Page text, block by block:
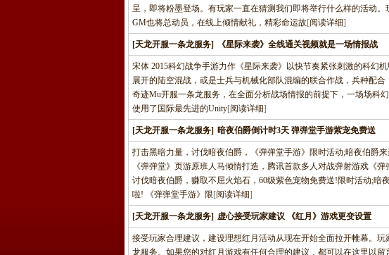
呈，即将粉墨登场。有玩家一直在猜测我们即将举行什么样的活动
GM也将总动员，在线上倾情献礼，精彩命运故[阅读详细]
[天龙开服一条龙服务] 《星际来袭》全线通关视频就是一场情报战
宋体 2015科幻战争手游力作《星际来袭》以快节奏紧张刺激的科幻
展开的陆空混战，或是士兵与机械化部队混编的联合作战，兵种配
奇迹Mu开服一条龙服务，在全面分析战场情报的前提下，一场场科
使用了国际最先进的Unity[阅读详细]
[天龙开服一条龙服务] 暗夜伯爵倒计时3天 弹弹堂手游紫宠免费送
打击黑暗力量，讨伐暗夜伯爵，《弹弹堂手游》限时活动;暗夜伯爵
《弹弹堂》页游原班人马倾情打造，腾讯首款多人对战弹射游戏《
讨伐暗夜伯爵，赚取不屈火焰石，60级紫色宠物免费送!限时活动;
啦! 《弹弹堂手游》限 [阅读详细]
[天龙开服一条龙服务] 虚心接受玩家建议 《红月》游戏更变设置
接受玩家合理建议，建设理想红月活动从现在开始全面拉开帷幕。
龙服务。如果您的对红月游戏有任何合理的建议，都可以在这里以